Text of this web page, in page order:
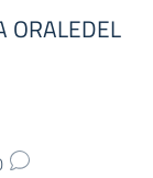
ORALEDEL